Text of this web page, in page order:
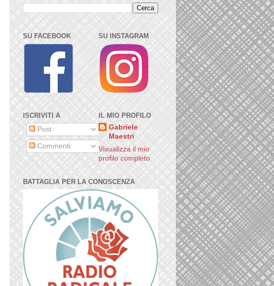
SU FACEBOOK
ISCRIVITI A
Post
Commenti
SU INSTAGRAM
IL MIO PROFILO
Gabriele
Maestri
Visualizza il mio
profilo completo
BATTAGLIA PER LA CONOSCENZA